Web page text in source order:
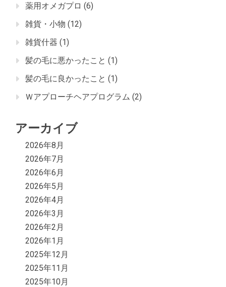
薬用オメガプロ (6)
雑貨・小物 (12)
雑貨什器 (1)
髪の毛に悪かったこと (1)
髪の毛に良かったこと (1)
Ｗアプローチヘアプログラム (2)
アーカイブ
2026年8月
2026年7月
2026年6月
2026年5月
2026年4月
2026年3月
2026年2月
2026年1月
2025年12月
2025年11月
2025年10月